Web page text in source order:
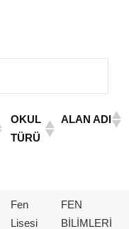
OKUL
TÜRÜ
ALAN ADI
Fen
Lisesi
FEN
BİLİMLERİ